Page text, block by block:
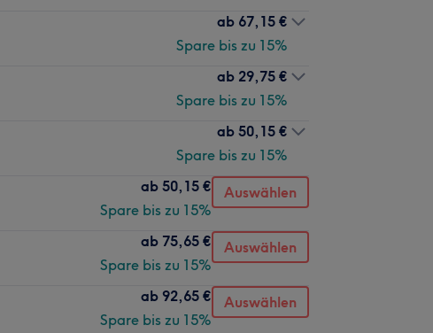
ab 67,15 €
Spare bis zu 15%
ab 29,75 €
Spare bis zu 15%
ab 50,15 €
Spare bis zu 15%
ab 50,15 €
Spare bis zu 15%
Auswählen
ab 75,65 €
Spare bis zu 15%
Auswählen
ab 92,65 €
Spare bis zu 15%
Auswählen